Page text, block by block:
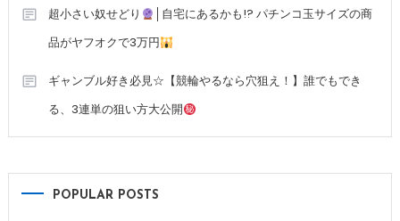
超小さい奴せどり
│自宅にあるかも!? パチンコ玉サイズの商
品がヤフオクで3万円
ギャンブル好き必見☆【競輪やるなら穴狙え！】誰でもでき
る、3連単の狙い方大公開
POPULAR POSTS